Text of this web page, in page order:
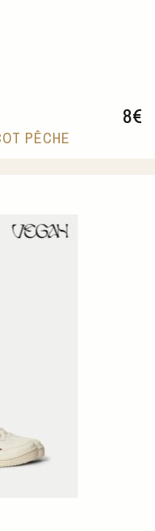
8€
PÊCHE